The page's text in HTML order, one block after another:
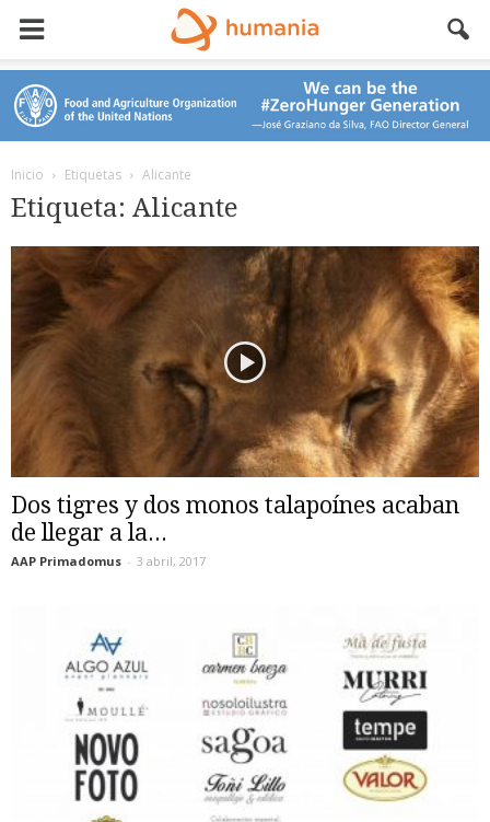
Inicio Etiquetas Alicante
Etiqueta: Alicante
Dos tigres y dos monos talapoínes acaban
de llegar a la...
AAP Primadomus - 3 abril, 2017